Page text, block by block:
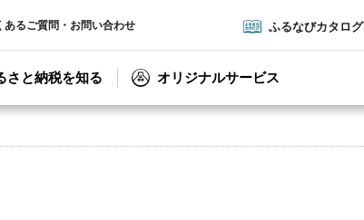
あるご質問・お問い合わせ ふるなびカタログ
さと納税を知る オリジナルサービス